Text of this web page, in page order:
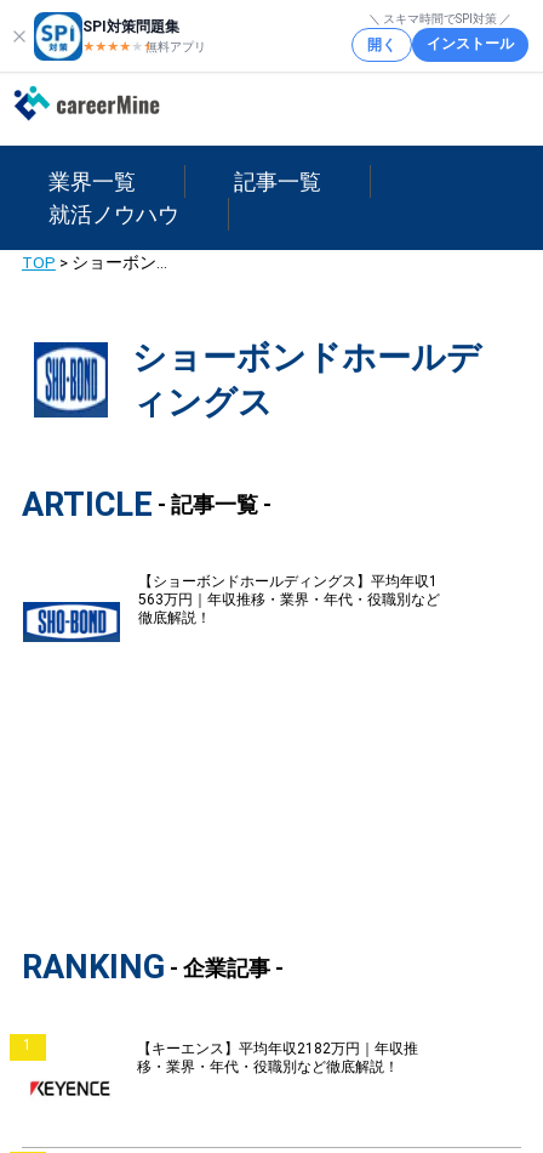
SPI対策問題集
★★★★ ★★
無料アプリ
＼ スキマ時間でSPI対策 ／
開く インストール
業界一覧
記事一覧
就活ノウハウ
TOP >
ショーボンドホールデ
ィングス
ARTICLE - 記事一覧 -
【ショーボンドホールディングス】平均年収1
563万円｜年収推移・業界・年代・役職別など
徹底解説！
RANKING - 企業記事 -
1
【キーエンス】平均年収2182万円｜年収推
移・業界・年代・役職別など徹底解説！